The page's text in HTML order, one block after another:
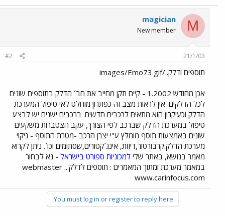
M
magician
New member
21/1/03
#2
תוספים ודלק../images/Emo73.gif
אכן מחודש 1.2002 - קיים תקן מחייב את חב´ הדלק בתוספים שונים
לכל הדלקים. אין לראות מצב זה כפתרון מוחלט לאי טיפול המערכת
הדלק וכעיקרון הוא מתאים לרכבים חדשים. ברכבים ישנים יש לבצע
טיפול במערכת הדלק שברכב לפי הצורך, עקב הצטברות משקעים
שונים באמצעות תוסף מומלץ ע"י יצרן הרכב -מטרת התוסף - ניקוי
מערכת הדלק:קרבורטור,דיזות, אינג´קטורים,שסתומים וכו´. ניתן לקרוא
מאמר בנושא, באתר שלי למכוניות ספורט בישראל - נא לבחור
במאמר מערכת ומתוך המאמרים : תוספים לדלק... webmaster
www.carinfocus.com
You must log in or register to reply here.